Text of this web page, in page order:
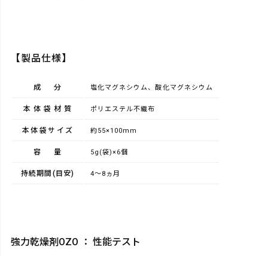
【製品仕様】
成分 塩化マグネシウム、酸化マグネシウム
本体袋材質 ポリエステル不織布
本体袋サイズ 約55×100mm
容量 5g(袋)×6個
持続期間(目安) 4～8ヵ月
強力乾燥剤OZO ： 性能テスト